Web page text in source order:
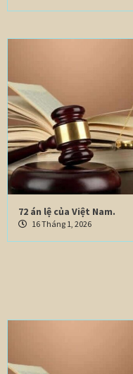
72 án lệ của Việt Nam.
16 Tháng 1, 2026